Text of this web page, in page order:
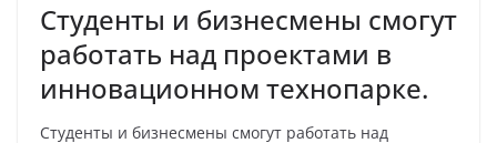
Студенты и бизнесмены смогут
работать над проектами в
инновационном технопарке.
Студенты и бизнесмены смогут работать над